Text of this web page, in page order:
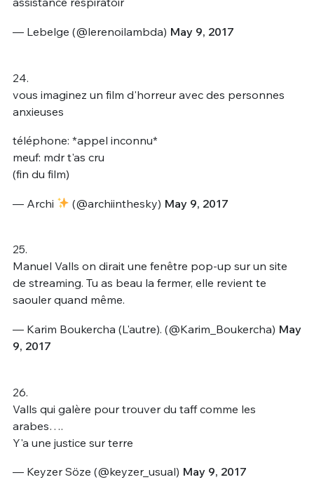
— Lebelge (@lerenoilambda) May 9, 2017
24.
vous imaginez un film d'horreur avec des personnes
anxieuses
téléphone: *appel inconnu*
meuf: mdr t'as cru
(fin du film)
— Archi (@archiinthesky) May 9, 2017
25.
Manuel Valls on dirait une fenêtre pop-up sur un site
de streaming. Tu as beau la fermer, elle revient te
saouler quand même.
— Karim Boukercha (L'autre). (@Karim_Boukercha) May
9, 2017
26.
Valls qui galère pour trouver du taff comme les
arabes….
Y'a une justice sur terre
— Keyzer Söze (@keyzer_usual) May 9, 2017